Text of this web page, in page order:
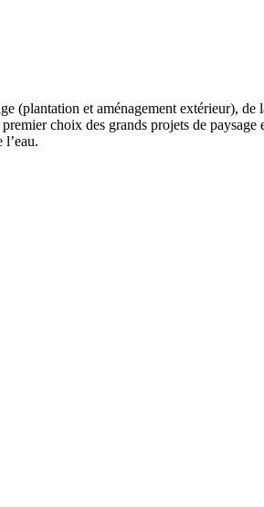
(plantation et aménagement extérieur),
choix des grands projets de